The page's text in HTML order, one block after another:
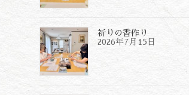
祈りの香作り
2026年7月15日